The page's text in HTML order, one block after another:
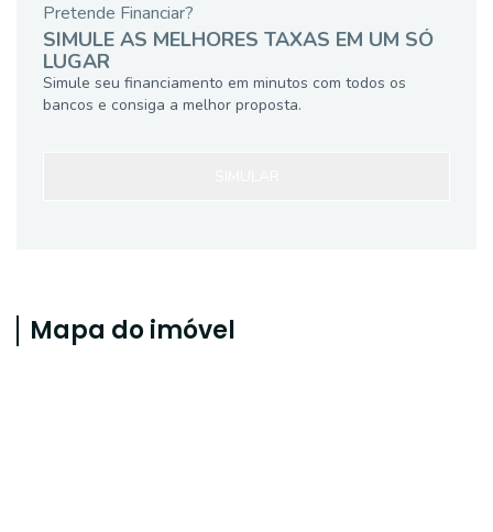
Pretende Financiar?
SIMULE AS MELHORES TAXAS EM UM SÓ
LUGAR
Simule seu financiamento em minutos com todos os
bancos e consiga a melhor proposta.
Mapa do imóvel